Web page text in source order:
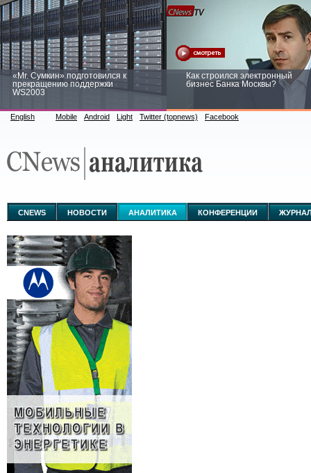
«Mr. Сумкин» подготовился к
прекращению поддержки
WS2003
Как строился электронный
бизнес Банка Москвы?
аналитике
English Mobile Android Light Twitter (topnews) Facebook
CNEWS НОВОСТИ АНАЛИТИКА КОНФЕРЕНЦИИ